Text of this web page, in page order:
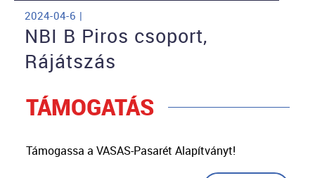
2024-04-6 |
NBI B Piros csoport,
Rájátszás
TÁMOGATÁS
Támogassa a VASAS-Pasarét Alapítványt!